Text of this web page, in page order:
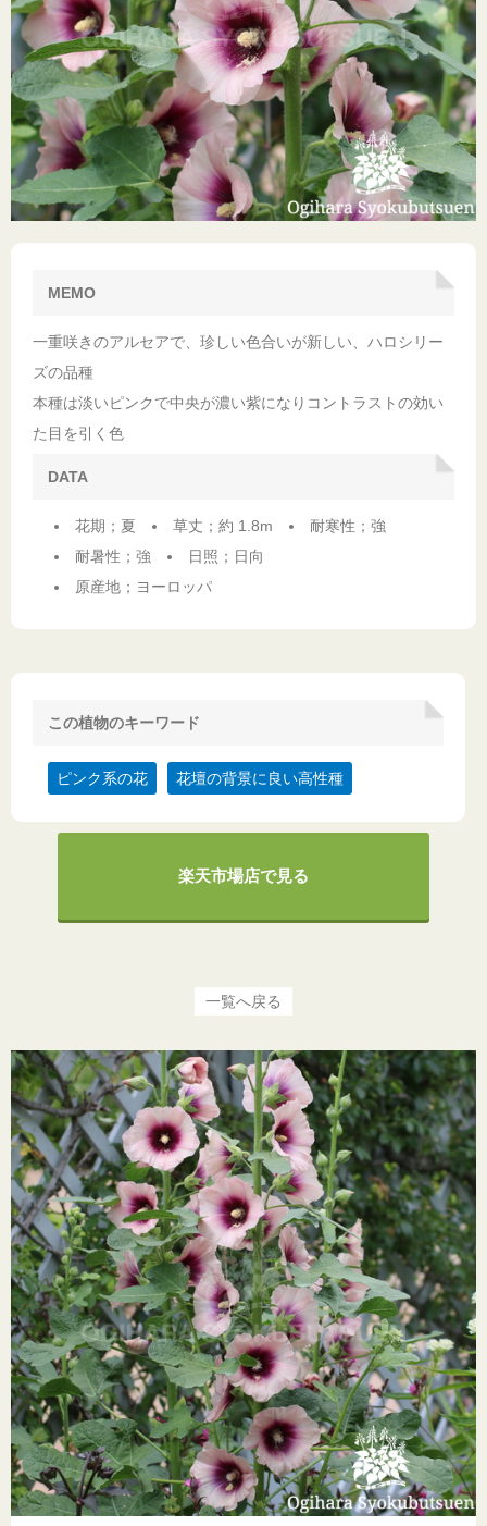
MEMO
一重咲きのアルセアで、珍しい色合いが新しい、ハロシリー
ズの品種
本種は淡いピンクで中央が濃い紫になりコントラストの効い
た目を引く色
DATA
花期；夏 草丈；約 1.8m
耐寒性；強
耐暑性；強
日照；日向
原産地；ヨーロッパ
この植物のキーワード
ピンク系の花 花壇の背景に良い高性種
楽天市場店で見る
一覧へ戻る